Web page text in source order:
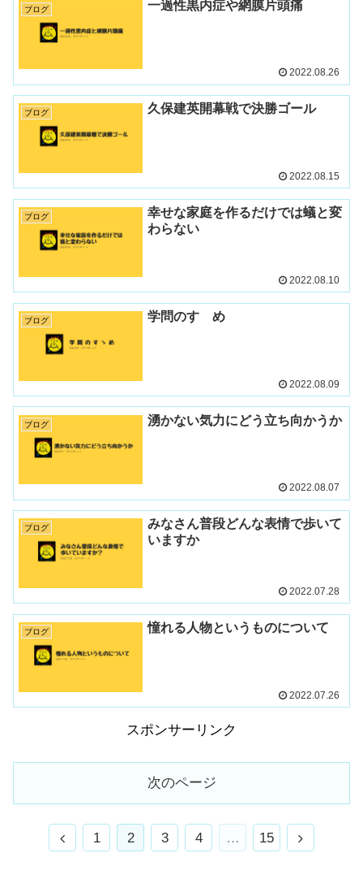
ブログ 一過性黒内症や網膜片頭痛
2022.08.26
ブログ 久保建英開幕戦で決勝ゴール
2022.08.15
ブログ
幸せな家庭を作るだけでは蟻と変
わらない
2022.08.10
ブログ 学問のすゝめ
2022.08.09
ブログ 湧かない気力にどう立ち向かうか
2022.08.07
ブログ
みなさん普段どんな表情で歩いて
いますか
2022.07.28
ブログ 憧れる人物というものについて
2022.07.26
スポンサーリンク
次のページ
1 2 3 4 … 15